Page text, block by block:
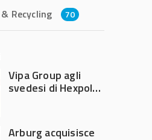
Recycling 70
Vipa Group agli
svedesi di Hexpol
Arburg acquisisce